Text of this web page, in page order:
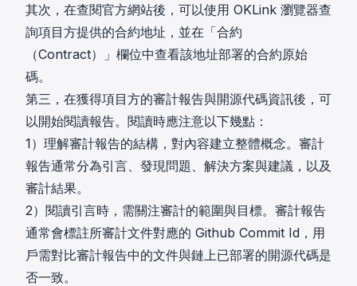
其次，在查閱官方網站後，可以使用 OKLink 瀏覽器查
詢項目方提供的合約地址，並在「合約
（Contract）」欄位中查看該地址部署的合約原始
碼。
第三，在獲得項目方的審計報告與開源代碼資訊後，可
以開始閱讀報告。閱讀時應注意以下幾點：
1）理解審計報告的結構，對內容建立整體概念。審計
報告通常分為引言、發現問題、解決方案與建議，以及
審計結果。
2）閱讀引言時，需關注審計的範圍與目標。審計報告
通常會標註所審計文件對應的 Github Commit Id，用
戶需對比審計報告中的文件與鏈上已部署的開源代碼是
否一致。